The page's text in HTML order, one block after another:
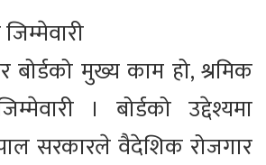
बोर्डको मुख्य काम हो, श्रमिक
। बोर्डको उद्देश्यमा
सरकारले वैदेशिक रोजगार